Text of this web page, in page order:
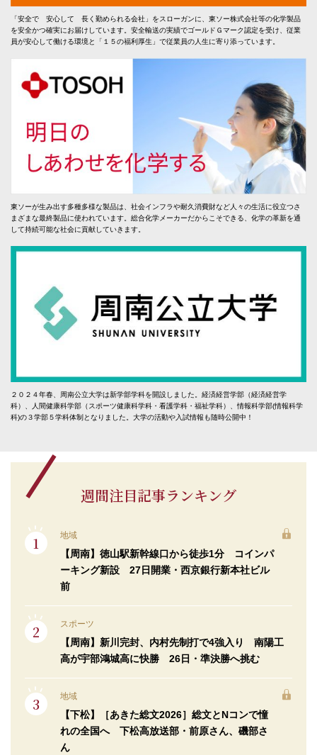
「安全で 安心して 長く勤められる会社」をスローガンに、東ソー株式会社等の化学製品
を安全かつ確実にお届けしています。安全輸送の実績でゴールドＧマーク認定を受け、従業
員が安心して働ける環境と「１５の福利厚生」で従業員の人生に寄り添っています。
東ソーが生み出す多種多様な製品は、社会インフラや耐久消費財など人々の生活に役立つさ
まざまな最終製品に使われています。総合化学メーカーだからこそできる、化学の革新を通
して持続可能な社会に貢献していきます。
２０２４年春、周南公立大学は新学部学科を開設しました。経済経営学部（経済経営学
科）、人間健康科学部（スポーツ健康科学科・看護学科・福祉学科）、情報科学部(情報科学
科)の３学部５学科体制となりました。大学の活動や入試情報も随時公開中！
週間注目記事ランキング
地域
【周南】徳山駅新幹線口から徒歩1分 コインパ
ーキング新設 27日開業・西京銀行新本社ビル
前
スポーツ
【周南】新川完封、内村先制打で4強入り 南陽工
高が宇部鴻城高に快勝 26日・準決勝へ挑む
地域
【下松】［あきた総文2026］総文とNコンで憧
れの全国へ 下松高放送部・前原さん、磯部さ
ん